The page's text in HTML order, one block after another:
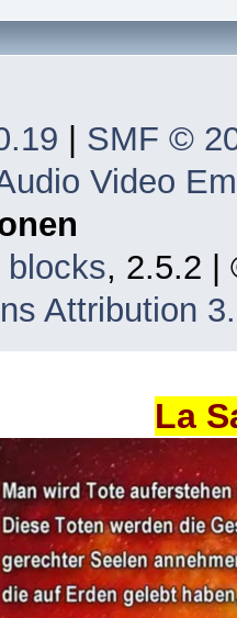
SMF ©
Video
blocks, 2.5.2 |
Attribution
La